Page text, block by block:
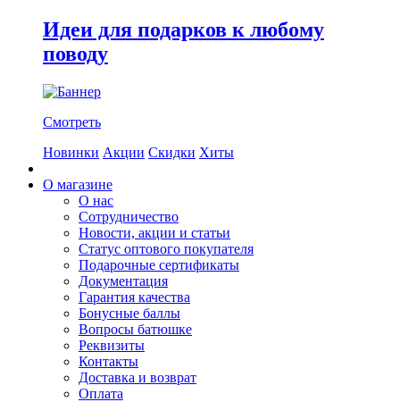
Идеи для подарков к любому
поводу
Смотреть
Новинки Акции Скидки Хиты
О магазине
О нас
Сотрудничество
Новости, акции и статьи
Статус оптового покупателя
Подарочные сертификаты
Документация
Гарантия качества
Бонусные баллы
Вопросы батюшке
Реквизиты
Контакты
Доставка и возврат
Оплата